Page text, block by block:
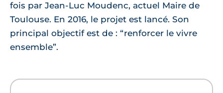
fois par Jean-Luc Moudenc, actuel Maire de
Toulouse. En 2016, le projet est lancé. Son
principal objectif est de : “renforcer le vivre
ensemble”.